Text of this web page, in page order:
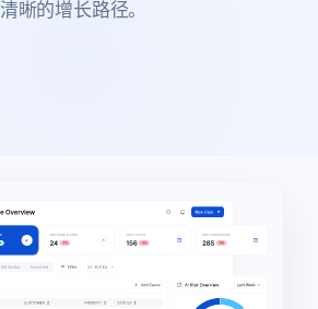
清晰的增长路径。